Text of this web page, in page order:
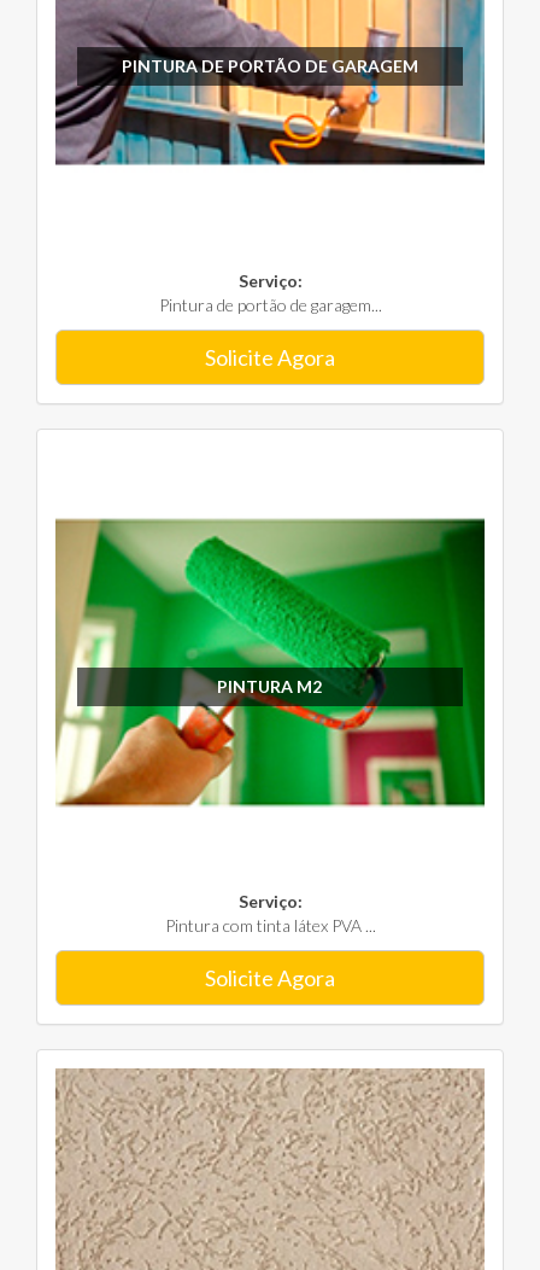
PINTURA DE PORTÃO DE GARAGEM
Serviço:
Pintura de portão de garagem...
Solicite Agora
PINTURA M2
Serviço:
Pintura com tinta látex PVA ...
Solicite Agora